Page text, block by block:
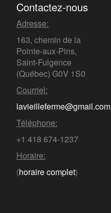
Contactez-nous
Adresse:
163, chemin de la
Pointe-aux-Pins,
Saint-Fulgence
(Québec) G0V 1S0
Courriel:
lavieilleferme@gmail.com
Téléphone:
+1 418 674-1237
Horaire:
(horaire complet)